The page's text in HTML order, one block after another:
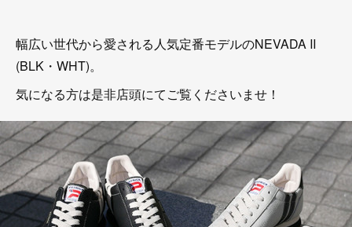
幅広い世代から愛される人気定番モデルのNEVADA Ⅱ
(BLK・WHT)。
気になる方は是非店頭にてご覧くださいませ！